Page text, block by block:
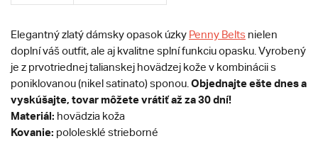
Elegantný zlatý dámsky opasok úzky Penny Belts nielen
doplní váš outfit, ale aj kvalitne splní funkciu opasku. Vyrobený
je z prvotriednej talianskej hovädzej kože v kombinácii s
poniklovanou (nikel satinato) sponou. Objednajte ešte dnes a
vyskúšajte, tovar môžete vrátiť až za 30 dní!
Materiál: hovädzia koža
Kovanie: pololesklé strieborné